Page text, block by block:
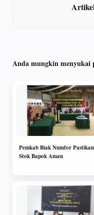
Anda mungkin menyukai
Pemkab Biak Numfor Pastikan
Stok Bapok Aman